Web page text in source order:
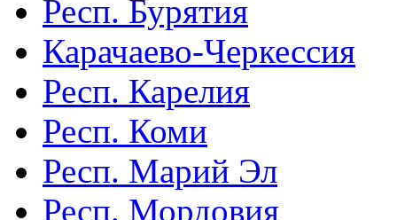
Респ. Бурятия
Карачаево-Черкессия
Респ. Карелия
Респ. Коми
Респ. Марий Эл
Респ. Мордовия